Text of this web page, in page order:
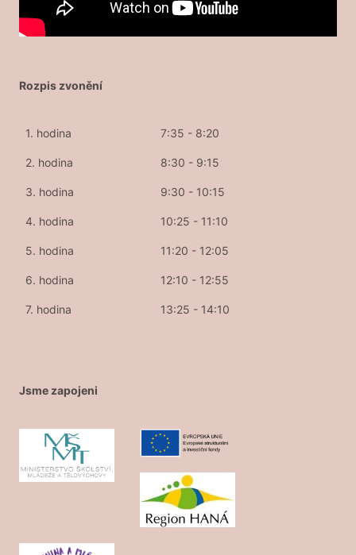
Rozpis zvonění
1. hodina 7:35 - 8:20
2. hodina 8:30 - 9:15
3. hodina 9:30 - 10:15
4. hodina 10:25 - 11:10
5. hodina 11:20 - 12:05
6. hodina 12:10 - 12:55
7. hodina 13:25 - 14:10
Jsme zapojeni